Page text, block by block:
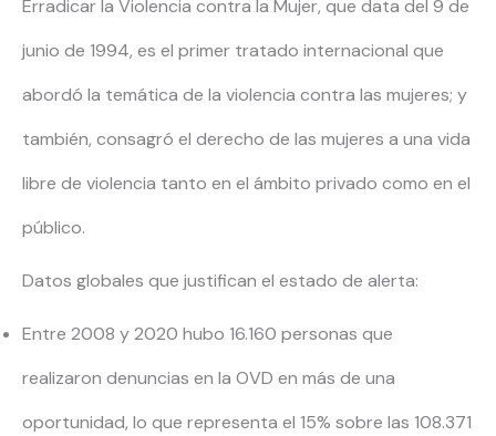
Erradicar la Violencia contra la Mujer, que data del 9 de
junio de 1994, es el primer tratado internacional que
abordó la temática de la violencia contra las mujeres; y
también, consagró el derecho de las mujeres a una vida
libre de violencia tanto en el ámbito privado como en el
público.
Datos globales que justifican el estado de alerta:
Entre 2008 y 2020 hubo 16.160 personas que
realizaron denuncias en la OVD en más de una
oportunidad, lo que representa el 15% sobre las 108.371